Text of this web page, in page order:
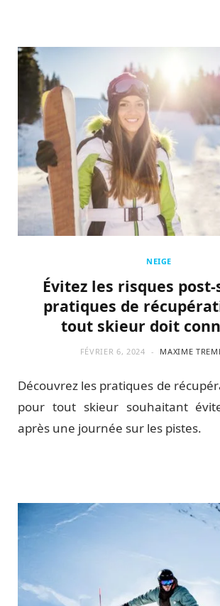
NEIGE
Évitez les risques post-
pratiques de
tout skieur doit
FÉVRIER 6, 2024 MAXIME
Découvrez les pratiques de
pour tout skieur souhaitant
après une journée sur les pistes.